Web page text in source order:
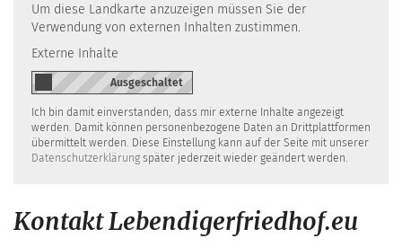
Um diese Landkarte anzuzeigen müssen Sie der
Verwendung von externen Inhalten zustimmen.
Externe Inhalte
Ich bin damit einverstanden, dass mir externe Inhalte angezeigt
werden. Damit können personenbezogene Daten an Drittplattformen
übermittelt werden. Diese Einstellung kann auf der Seite mit unserer
Datenschutzerklärung später jederzeit wieder geändert werden.
Kontakt Lebendigerfriedhof.eu